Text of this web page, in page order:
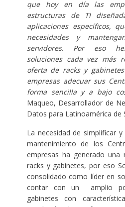
que hoy en día las
estructuras de TI
aplicaciones específicos,
necesidades y
servidores. Por eso
soluciones cada vez más
oferta de racks y
empresas adecuar sus
forma sencilla y a bajo
Maqueo, Desarrollador de
Datos para Latinoamérica de
La necesidad de simplificar
mantenimiento de los
empresas ha generado
racks y gabinetes, por eso
consolidado como líder en
contar con un amplio
gabinetes con